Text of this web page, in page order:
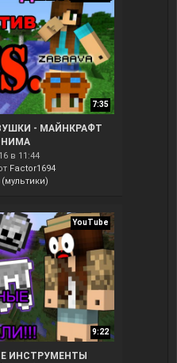
7:35
- МАЙНКРАФТ
в 11:44
Factor1694
YouTube
9:22
ИНСТРУМЕНТЫ